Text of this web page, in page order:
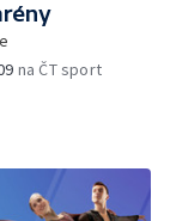
na ČT sport